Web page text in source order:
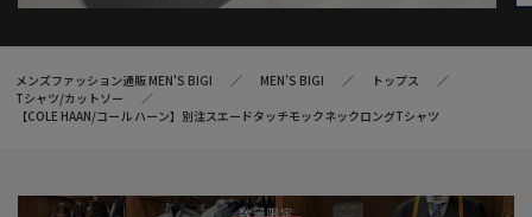
メンズファッション通販 MEN'S BIGI MEN’S BIGI
トップス
Tシャツ/カットソー
【COLE HAAN/コール ハーン】別注スエードタッチモックネックロングTシャツ